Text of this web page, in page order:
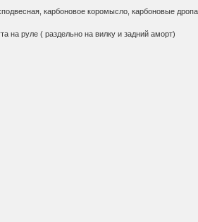
карбоновое коромысло, карбоновые
на руле ( раздельно на вилку и задний аморт)